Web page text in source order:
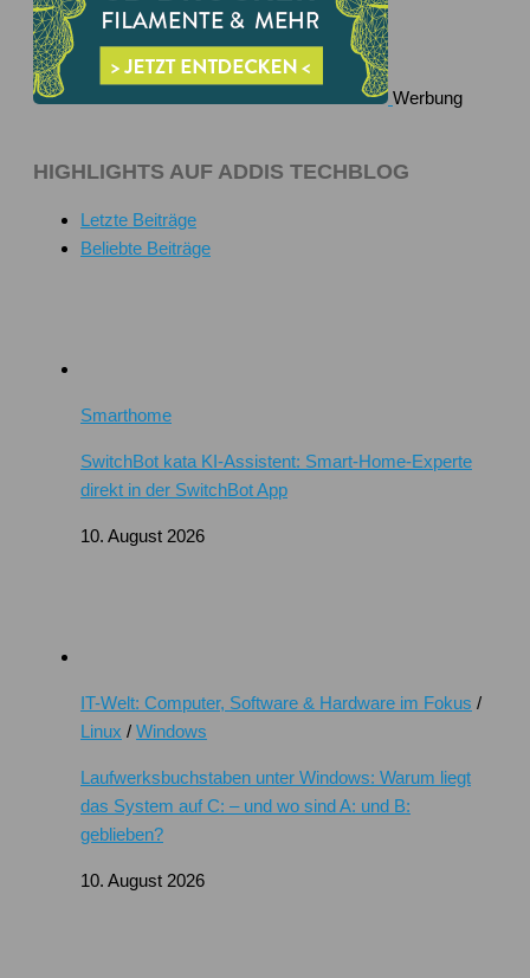
Werbung
HIGHLIGHTS AUF ADDIS TECHBLOG
Letzte Beiträge
Beliebte Beiträge
Smarthome
SwitchBot kata KI-Assistent: Smart-Home-Experte
direkt in der SwitchBot App
10. August 2026
IT-Welt: Computer, Software & Hardware im Fokus /
Linux / Windows
Laufwerksbuchstaben unter Windows: Warum liegt
das System auf C: – und wo sind A: und B:
geblieben?
10. August 2026